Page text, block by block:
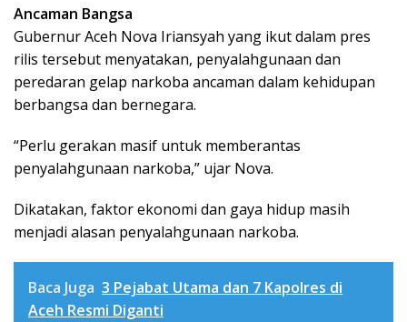
Ancaman Bangsa
Gubernur Aceh Nova Iriansyah yang ikut dalam pres
rilis tersebut menyatakan, penyalahgunaan dan
peredaran gelap narkoba ancaman dalam kehidupan
berbangsa dan bernegara.
“Perlu gerakan masif untuk memberantas
penyalahgunaan narkoba,” ujar Nova.
Dikatakan, faktor ekonomi dan gaya hidup masih
menjadi alasan penyalahgunaan narkoba.
Baca Juga 3 Pejabat Utama dan 7 Kapolres di
Aceh Resmi Diganti